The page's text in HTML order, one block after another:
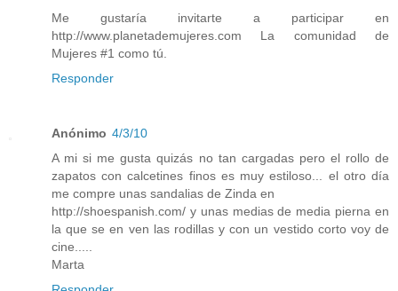
Me gustaría invitarte a participar en
http://www.planetademujeres.com La comunidad de
Mujeres #1 como tú.
Responder
Anónimo 4/3/10
A mi si me gusta quizás no tan cargadas pero el rollo de
zapatos con calcetines finos es muy estiloso... el otro día
me compre unas sandalias de Zinda en
http://shoespanish.com/ y unas medias de media pierna en
la que se en ven las rodillas y con un vestido corto voy de
cine.....
Marta